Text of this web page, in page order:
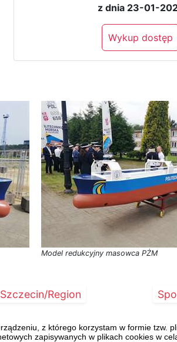
z którego korzystam w formie tzw.
zapisywanych w plikach cookies w
z dnia 23-01-
Wykup dostęp
Model redukcyjny masowca PŻM
Szczecin/Region